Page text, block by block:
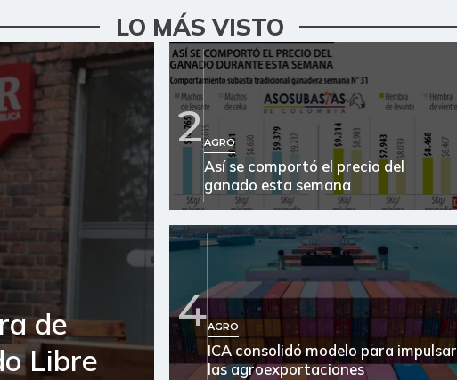
LO MÁS VISTO
de
Libre
2AGRO
Así se comportó el precio del
ganado esta semana
4AGRO
ICA consolidó modelo para impulsar
las agroexportaciones